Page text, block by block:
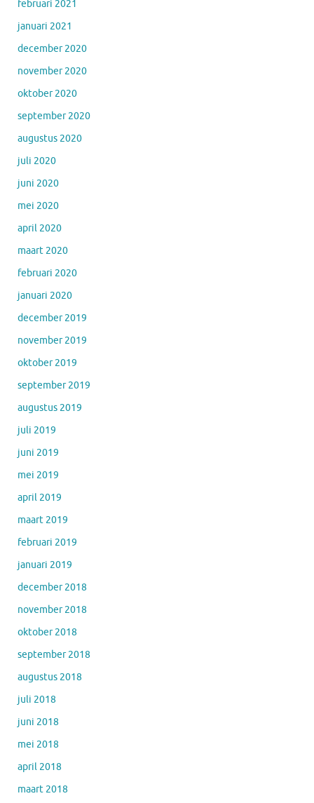
februari 2021
januari 2021
december 2020
november 2020
oktober 2020
september 2020
augustus 2020
juli 2020
juni 2020
mei 2020
april 2020
maart 2020
februari 2020
januari 2020
december 2019
november 2019
oktober 2019
september 2019
augustus 2019
juli 2019
juni 2019
mei 2019
april 2019
maart 2019
februari 2019
januari 2019
december 2018
november 2018
oktober 2018
september 2018
augustus 2018
juli 2018
juni 2018
mei 2018
april 2018
maart 2018